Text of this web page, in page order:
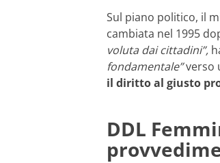
Sul piano politico, il
cambiata nel 1995
voluta dai cittadini”,
fondamentale”verso
il diritto al giusto
DDL